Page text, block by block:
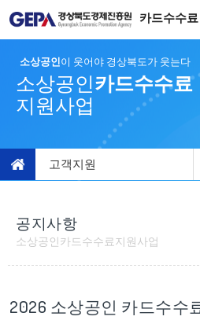
카드수수
소상공인이 웃어야 경상북도가 웃는다
소상공인카드수수료
지원사업
고객지원
공지사항
소상공인카드수수료지원사업
2026 소상공인 카드수수